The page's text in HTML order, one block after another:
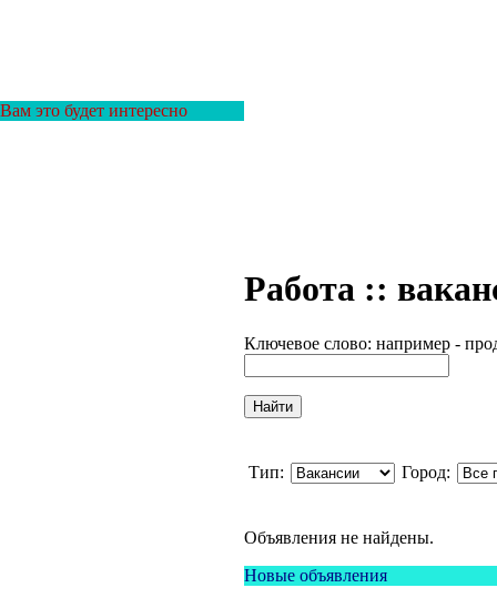
Вам это будет интересно
Работа ::
Ключевое слово: например -
Тип: Город:
Объявления не найдены.
Новые объявления